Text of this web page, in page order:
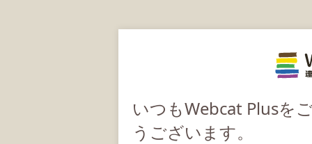
いつもWebcat Plusを
うございます。